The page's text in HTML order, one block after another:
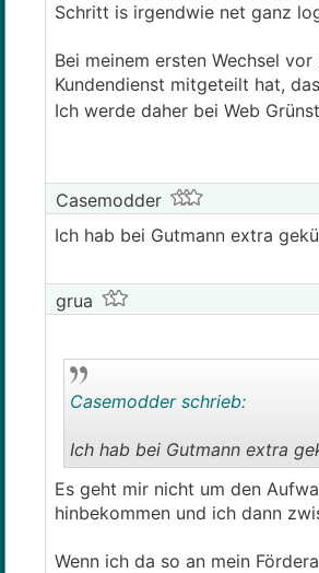
https://
Schritt is irgendwie net ganz
Bei meinem ersten Wechsel
Kundendienst mitgeteilt hat,
Ich werde daher bei Web
Casemodder
Ich hab bei Gutmann extra
grua
Casemodder schrieb:
Ich hab bei Gutmann extra
Es geht mir nicht um den
hinbekommen und ich dann
Wenn ich da so an mein